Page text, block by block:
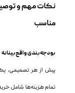
نکات مهم و
مناسب
بودجه‌بندی واقع‌بینانه
پیش از هر تصمیمی، یک
تمام هزینه‌ها شامل